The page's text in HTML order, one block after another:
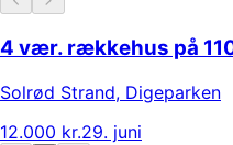
4 vær. rækkehus på
Solrød Strand, Digeparken
12.000 kr.29. juni